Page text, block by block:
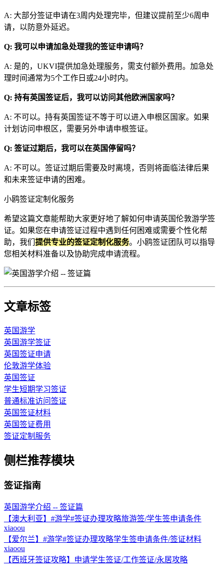
A: 大部分签证申请在3周内处理完毕，但建议提前至少6周申
请，以防意外延迟。
Q: 我可以申请加急处理我的签证申请吗？
A: 是的，UKVI提供加急处理服务，需支付额外费用。加急处
理时间通常为5个工作日或24小时内。
Q: 持有英国签证后，我可以访问其他欧洲国家吗？
A: 不可以。持有英国签证不等于可以进入申根区国家。如果
计划访问申根区，需要另外申请申根签证。
Q: 签证过期后，我可以在英国停留吗？
A: 不可以。签证过期后需要及时离境，否则将面临法律后果
和未来签证申请的困难。
小鸥签证定制化服务
希望这篇文章能帮助大家更好地了解如何申请英国伦敦游学签
证。如果您在申请签证过程中遇到任何困难或需要个性化帮
助，我们 提供专业的签证定制化服务。小鸥签证团队可以指导
您相关材料准备以及协助完成申请流程。
文章标签
英国游学
英国游学签证
英国签证申请
伦敦游学体验
英国签证
学生短期学习签证
普通标准访问签证
英国签证材料
英国签证费用
签证定制服务
侧栏推荐模块
签证指南
英国游学介绍 -- 签证篇
【澳大利亚】#游学#签证办理攻略旅游签/学生签申请条件
xiaoou
【爱尔兰】#游学#签证办理攻略学生签申请条件/签证材料
xiaoou
【西班牙签证攻略】申请学生签证/工作签证/永居攻略